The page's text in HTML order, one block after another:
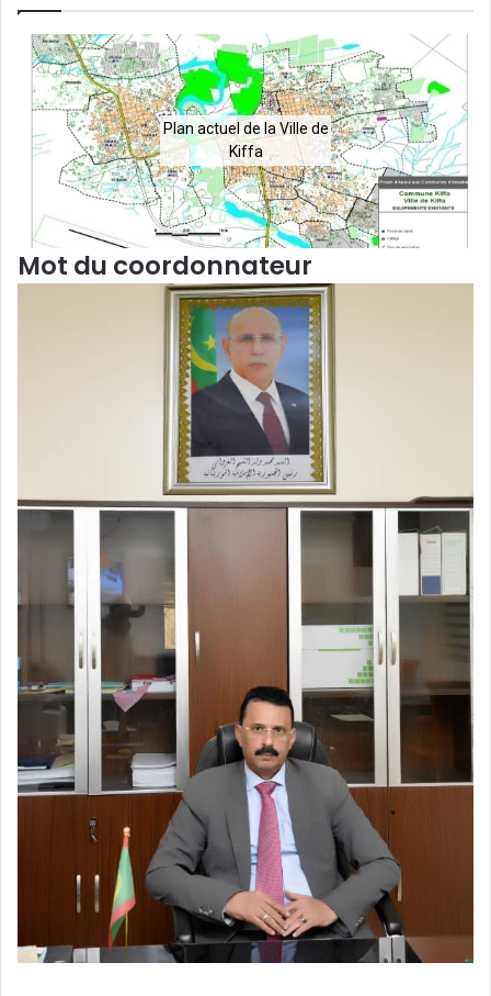
Plan actuel de la Ville de
Kiffa
Mot du coordonnateur